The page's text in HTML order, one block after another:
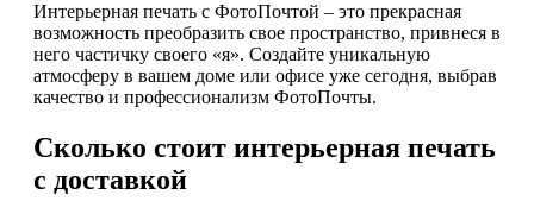
Интерьерная печать с ФотоПочтой – это прекрасная
возможность преобразить свое пространство, привнеся в
него частичку своего «я». Создайте уникальную
атмосферу в вашем доме или офисе уже сегодня, выбрав
качество и профессионализм ФотоПочты.
Сколько стоит интерьерная печать
с доставкой